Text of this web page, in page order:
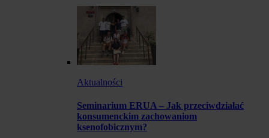
Aktualności
Seminarium ERUA – Jak przeciwdziałać
konsumenckim zachowaniom
ksenofobicznym?